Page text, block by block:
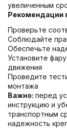
увеличенным
Рекомендации
Проверьте
Соблюдайте
Обеспечьте
Установите
движения
Проведите
монтажа
Важно: перед
инструкцию и
транспортным
надежность